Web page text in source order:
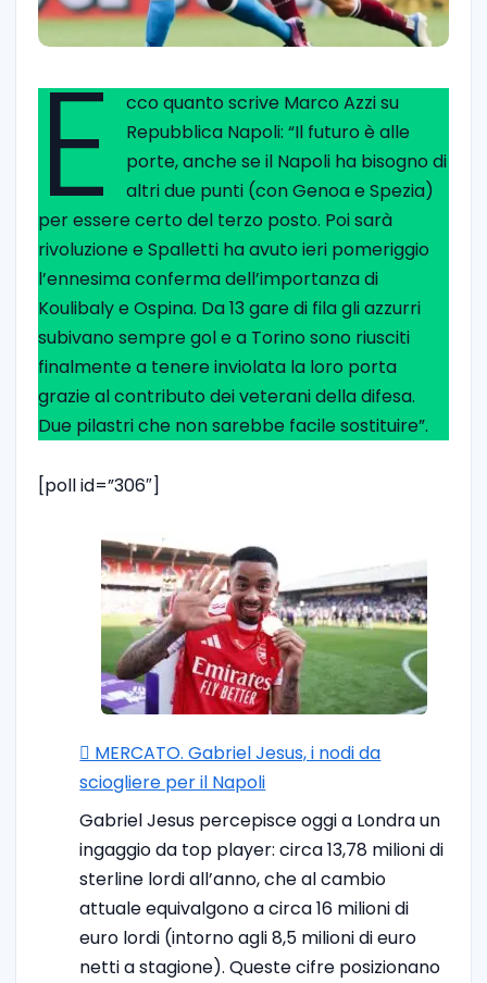
E cco quanto scrive Marco Azzi su
Repubblica Napoli: “Il futuro è alle
porte, anche se il Napoli ha bisogno di
altri due punti (con Genoa e Spezia)
per essere certo del terzo posto. Poi sarà
rivoluzione e Spalletti ha avuto ieri pomeriggio
l’ennesima conferma dell’importanza di
Koulibaly e Ospina. Da 13 gare di fila gli azzurri
subivano sempre gol e a Torino sono riusciti
finalmente a tenere inviolata la loro porta
grazie al contributo dei veterani della difesa.
Due pilastri che non sarebbe facile sostituire”.
[poll id=”306″]
🪎 MERCATO. Gabriel Jesus, i nodi da
sciogliere per il Napoli
Gabriel Jesus percepisce oggi a Londra un
ingaggio da top player: circa 13,78 milioni di
sterline lordi all’anno, che al cambio
attuale equivalgono a circa 16 milioni di
euro lordi (intorno agli 8,5 milioni di euro
netti a stagione). Queste cifre posizionano